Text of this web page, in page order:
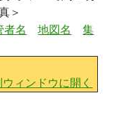
＞
者名 地図名
集
ウィンドウに開く